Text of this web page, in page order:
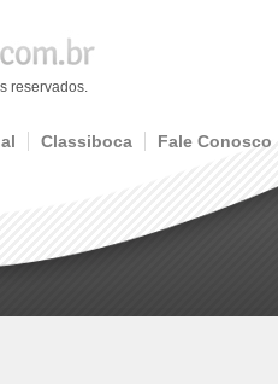
reservados.
Classiboca Fale Conosco